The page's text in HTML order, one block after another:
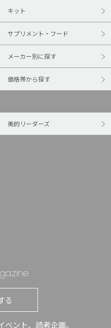
キット
サプリメント・フード
メーカー別に探す
価格帯から探す
美的リーダーズ
る
ント、読者企画、